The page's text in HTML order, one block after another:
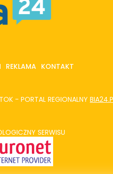
REKLAMA KONTAKT
- PORTAL REGIONALNY
SERWISU